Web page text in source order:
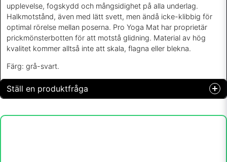
upplevelse, fogskydd och mångsidighet på alla underlag.
Halkmotstånd, även med lätt svett, men ändå icke-klibbig för
optimal rörelse mellan poserna. Pro Yoga Mat har proprietär
prickmönsterbotten för att motstå glidning. Material av hög
kvalitet kommer alltså inte att skala, flagna eller blekna.
Färg: grå-svart.
Ställ en produktfråga
Fråga oss något om denna produkten...